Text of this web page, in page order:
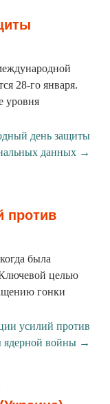
28-го января.
уровня
день защиты
данных →
против
была
целью
гонки
усилий против
ядерной войны →